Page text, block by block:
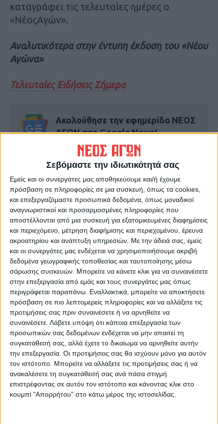
Σεβόμαστε την ιδιωτικότητά σας
Εμείς και οι συνεργάτες μας αποθηκεύουμε και/ή έχουμε
πρόσβαση σε πληροφορίες σε μια συσκευή, όπως τα cookies,
και επεξεργαζόμαστε προσωπικά δεδομένα, όπως μοναδικοί
αναγνωριστικοί και προσαρμοσμένες πληροφορίες που
αποστέλλονται από μια συσκευή για εξατομικευμένες διαφημίσεις
και περιεχόμενο, μέτρηση διαφήμισης και περιεχομένου, έρευνα
ακροατηρίου και ανάπτυξη υπηρεσιών. Με την άδειά σας, εμείς
και οι συνεργάτες μας ενδέχεται να χρησιμοποιήσουμε ακριβή
δεδομένα γεωγραφικής τοποθεσίας και ταυτοποίησης μέσω
σάρωσης συσκευών. Μπορείτε να κάνετε κλικ για να συναινέσετε
στην επεξεργασία από εμάς και τους συνεργάτες μας όπως
περιγράφεται παραπάνω. Εναλλακτικά, μπορείτε να αποκτήσετε
πρόσβαση σε πιο λεπτομερείς πληροφορίες και να αλλάξετε τις
προτιμήσεις σας πριν συναινέσετε ή να αρνηθείτε να
συναινέσετε. Λάβετε υπόψη ότι κάποια επεξεργασία των
προσωπικών σας δεδομένων ενδέχεται να μην απαιτεί τη
συγκατάθεσή σας, αλλά έχετε το δικαίωμα να αρνηθείτε αυτήν
την επεξεργασία. Οι προτιμήσεις σας θα ισχύουν μόνο για αυτόν
τον ιστότοπο. Μπορείτε να αλλάξετε τις προτιμήσεις σας ή να
ανακαλέσετε τη συγκατάθεσή σας ανά πάσα στιγμή
επιστρέφοντας σε αυτόν τον ιστότοπο και κάνοντας κλικ στο
κουμπί "Απορρήτου" στο κάτω μέρος της ιστοσελίδας.
καταγράφει τις τελευταίες ημέρες ο
«ΝέοςΑγών».
Αναλυτικότερα στην έντυπη έκδοση του «Νέου
Αγώνα»
Τελευταίες Ειδήσεις Σήμερα
Ακολούθησε την εφημερίδα ΝΕΟΣ
ΑΓΩΝ στο Google News!
Όλες οι εξελίξεις στην περιοχή της
Καρδίτσας και ευρύτερα της Θεσσαλίας
ΠΡΟΗΓΟΥΜΕΝΟ ΑΡΘΡΟ
Μέτρα διαχείρισης του
πληθυσμού των αγριόχοιρων
στη Θεσσαλία
ΕΠΟΜΕΝΟ ΑΡΘΡΟ
Εμβολιασμένος ένας στους
δύο Καρδιτσιώτες
ΝΕΟΣ ΑΓΩΝ
https://neosagon.gr
Η Αρχαιότερη Καθημερινή Πρωινή Εφημερίδα της Καρδίτσας